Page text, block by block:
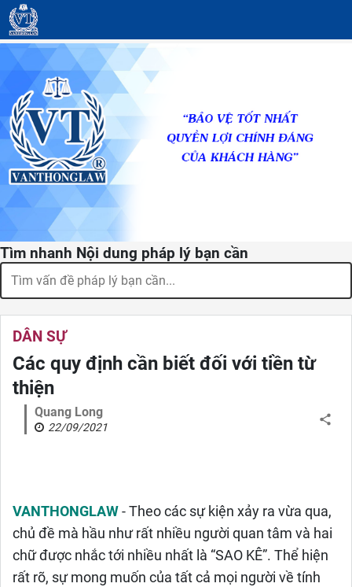
Tìm nhanh Nội dung pháp lý bạn cần
DÂN SỰ
Các quy định cần biết đối với tiền từ
thiện
Quang Long
22/09/2021
VANTHONGLAW - Theo các sự kiện xảy ra vừa qua,
chủ đề mà hầu như rất nhiều người quan tâm và hai
chữ được nhắc tới nhiều nhất là “SAO KÊ”. Thể hiện
rất rõ, sự mong muốn của tất cả mọi người về tính